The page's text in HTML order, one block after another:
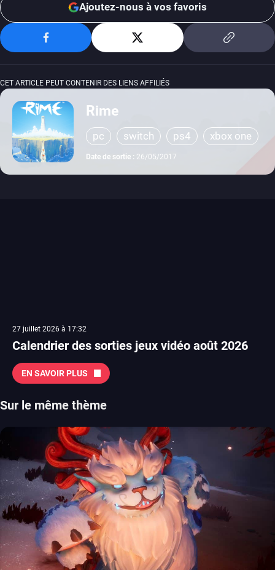
Ajoutez-nous à vos favoris
CET ARTICLE PEUT CONTENIR DES LIENS AFFILIÉS
Rime
pc switch ps4 xbox one
Date de sortie : 26/05/2017
27 juillet 2026 à 17:32
Calendrier des sorties jeux vidéo août 2026
EN SAVOIR PLUS
Sur le même thème